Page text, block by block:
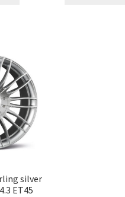
silver
ET45